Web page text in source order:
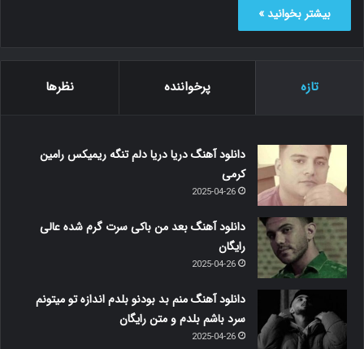
بیشتر بخوانید »
تازه پرخواننده نظرها
دانلود آهنگ دریا دریا دلم تنگه ریمیکس رامین
کرمی
2025-04-26
دانلود آهنگ بعد من باکی سرت گرم شده عالی
رایگان
2025-04-26
دانلود آهنگ منم بد بودنو بلدم اندازه تو میتونم
سرد باشم بلدم و متن رایگان
2025-04-26